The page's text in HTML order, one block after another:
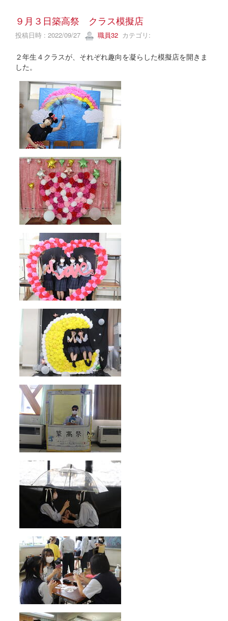
９月３日築高祭 クラス模擬店
投稿日時 : 2022/09/27 職員32 カテゴリ:
２年生４クラスが、それぞれ趣向を凝らした模擬店を開きま
した。